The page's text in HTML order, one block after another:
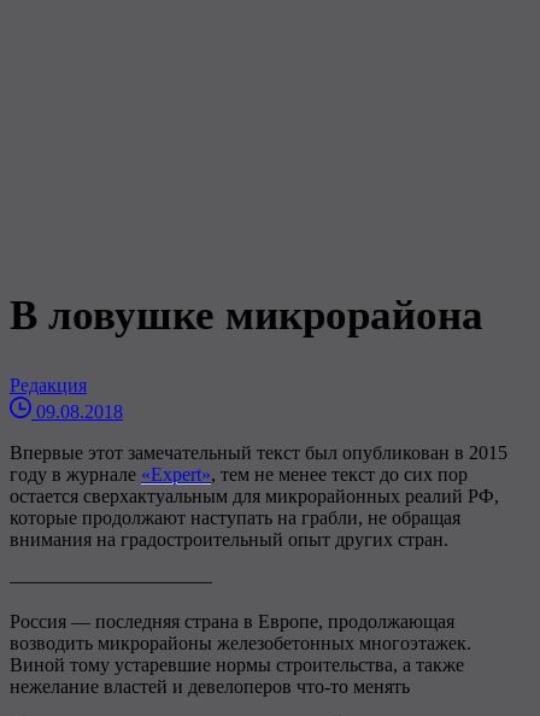
В ловушке микрорайона
Редакция
09.08.2018
Впервые этот замечательный текст был опубликован в 2015
году в журнале «Expert», тем не менее текст до сих пор
остается сверхактуальным для микрорайонных реалий РФ,
которые продолжают наступать на грабли, не обращая
внимания на градостроительный опыт других стран.
——————————–
Россия — последняя страна в Европе, продолжающая
возводить микрорайоны железобетонных многоэтажек.
Виной тому устаревшие нормы строительства, а также
нежелание властей и девелоперов что-то менять